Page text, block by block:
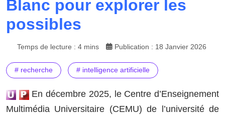
Blanc pour explorer les
possibles
Temps de lecture : 4 mins Publication : 18 Janvier 2026
# recherche # intelligence artificielle
En décembre 2025, le Centre d’Enseignement
Multimédia Universitaire (CEMU) de l’université de